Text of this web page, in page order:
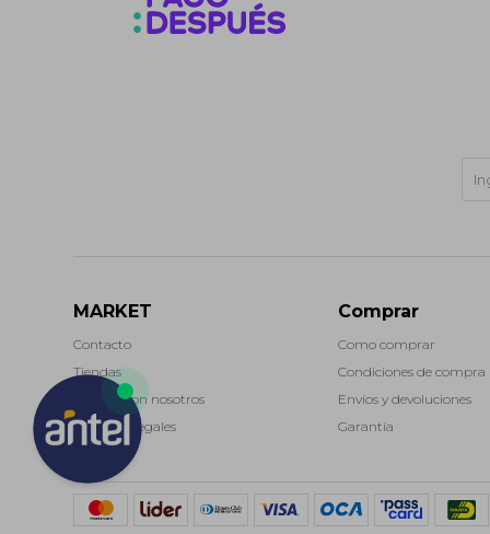
MARKET
Contacto
Tiendas
Trabaja con nosotros
Términos legales
Comprar
Como comprar
Condiciones de compra
Envíos y devoluciones
Garantía